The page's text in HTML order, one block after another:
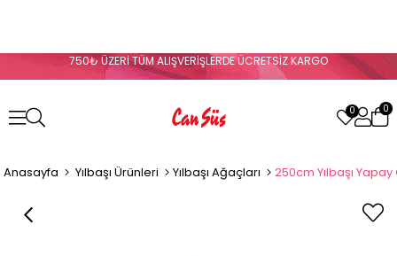
750₺ ÜZERİ TÜM ALIŞVERİŞLERDE ÜCRETSİZ KARGO
0 0
Anasayfa Yılbaşı Ürünleri Yılbaşı Ağaçları 250cm Yılbaşı